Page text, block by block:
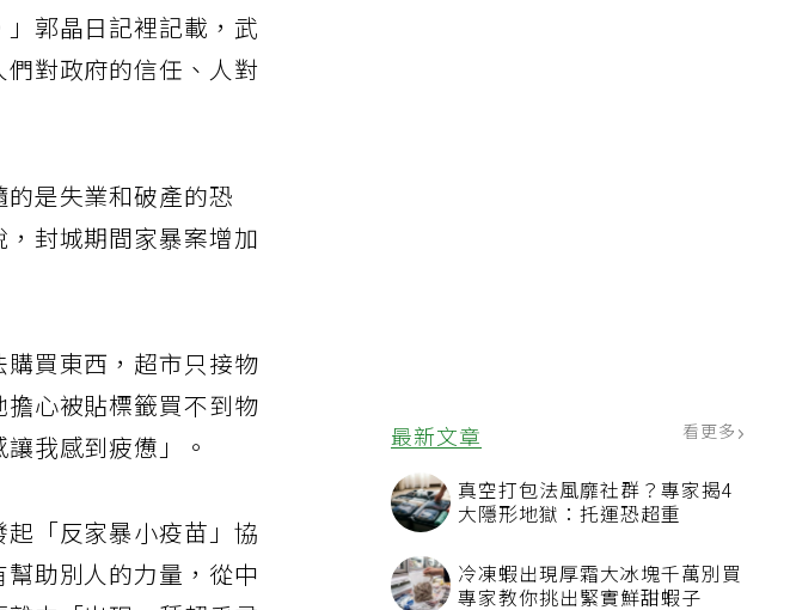
最新文章 看更多
真空打包法風靡社群？專家揭4
大隱形地獄：托運恐超重
冷凍蝦出現厚霜大冰塊千萬別買
郭晶日記裡記載，武
對政府的信任、人對
是失業和破產的恐
封城期間家暴案增加
買東西，超市只接物
心被貼標籤買不到物
我感到疲憊」。
「反家暴小疫苗」協
助別人的力量，從中